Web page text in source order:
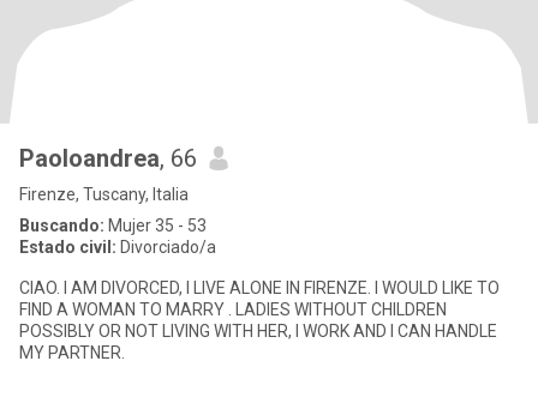
Paoloandrea, 66
Firenze, Tuscany, Italia
Buscando: Mujer 35 - 53
Estado civil: Divorciado/a
CIAO. I AM DIVORCED, I LIVE ALONE IN FIRENZE. I WOULD LIKE TO
FIND A WOMAN TO MARRY . LADIES WITHOUT CHILDREN
POSSIBLY OR NOT LIVING WITH HER, I WORK AND I CAN HANDLE
MY PARTNER.